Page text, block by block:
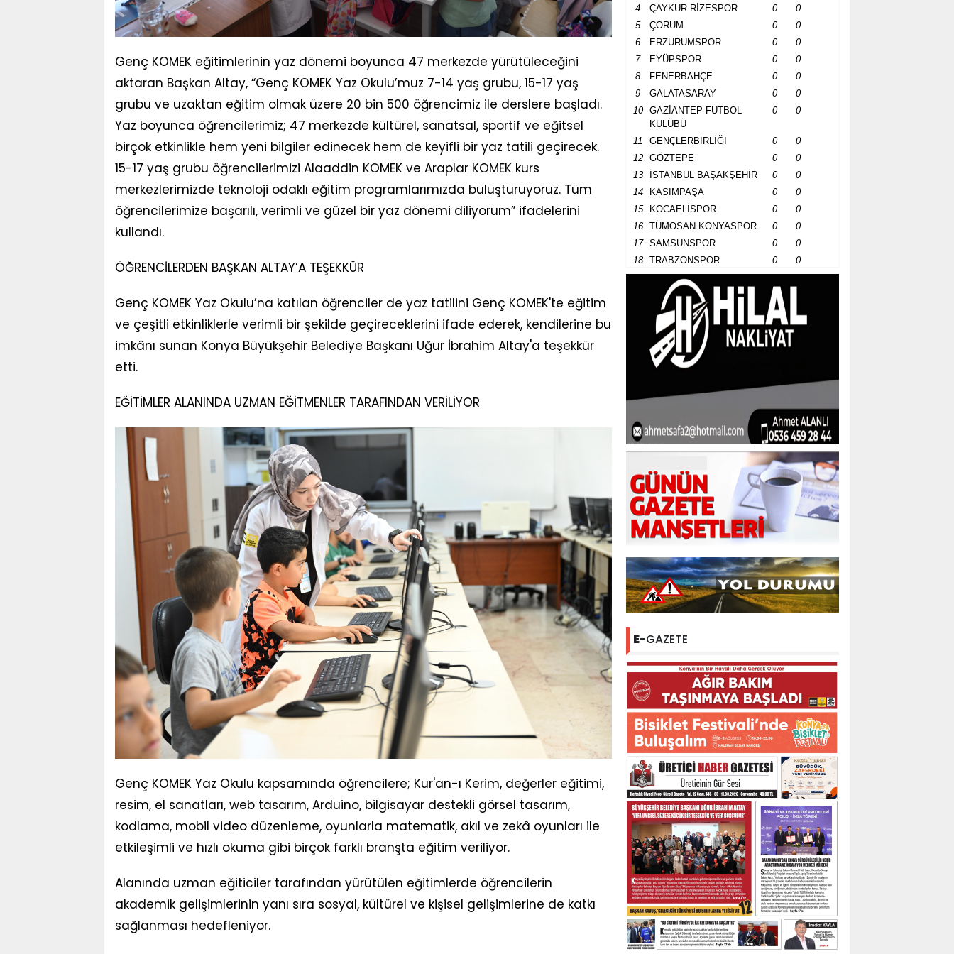
Genç KOMEK eğitimlerinin yaz dönemi boyunca 47 merkezde yürütüleceğini
aktaran Başkan Altay, “Genç KOMEK Yaz Okulu’muz 7-14 yaş grubu, 15-17 yaş
grubu ve uzaktan eğitim olmak üzere 20 bin 500 öğrencimiz ile derslere başladı.
Yaz boyunca öğrencilerimiz; 47 merkezde kültürel, sanatsal, sportif ve eğitsel
birçok etkinlikle hem yeni bilgiler edinecek hem de keyifli bir yaz tatili geçirecek.
15-17 yaş grubu öğrencilerimizi Alaaddin KOMEK ve Araplar KOMEK kurs
merkezlerimizde teknoloji odaklı eğitim programlarımızda buluşturuyoruz. Tüm
öğrencilerimize başarılı, verimli ve güzel bir yaz dönemi diliyorum” ifadelerini
kullandı.
ÖĞRENCİLERDEN BAŞKAN ALTAY’A TEŞEKKÜR
Genç KOMEK Yaz Okulu’na katılan öğrenciler de yaz tatilini Genç KOMEK'te eğitim
ve çeşitli etkinliklerle verimli bir şekilde geçireceklerini ifade ederek, kendilerine bu
imkânı sunan Konya Büyükşehir Belediye Başkanı Uğur İbrahim Altay'a teşekkür
etti.
EĞİTİMLER ALANINDA UZMAN EĞİTMENLER TARAFINDAN VERİLİYOR
Genç KOMEK Yaz Okulu kapsamında öğrencilere; Kur'an-ı Kerim, değerler eğitimi,
resim, el sanatları, web tasarım, Arduino, bilgisayar destekli görsel tasarım,
kodlama, mobil video düzenleme, oyunlarla matematik, akıl ve zekâ oyunları ile
etkileşimli ve hızlı okuma gibi birçok farklı branşta eğitim veriliyor.
Alanında uzman eğiticiler tarafından yürütülen eğitimlerde öğrencilerin
akademik gelişimlerinin yanı sıra sosyal, kültürel ve kişisel gelişimlerine de katkı
sağlanması hedefleniyor.
4 ÇAYKUR RİZESPOR 0
0
5
ÇORUM 0
0
6
ERZURUMSPOR 0
0
7
EYÜPSPOR 0
0
8
FENERBAHÇE 0
0
9
GALATASARAY 0
0
10
GAZİANTEP FUTBOL
KULÜBÜ
0 0
11 GENÇLERBİRLİĞİ 0
0
12
GÖZTEPE 0
0
13
İSTANBUL BAŞAKŞEHİR 0
0
14
KASIMPAŞA 0
0
15
KOCAELİSPOR 0
0
16
TÜMOSAN KONYASPOR 0
0
17
SAMSUNSPOR 0
0
18
TRABZONSPOR 0 0
E-GAZETE